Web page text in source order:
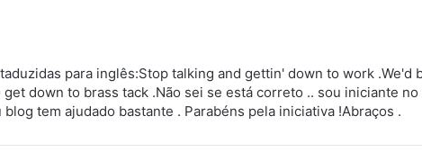
para inglês:Stop talking and gettin' down to work
down to brass tack .Não sei se está correto .. sou iniciante
tem ajudado bastante . Parabéns pela iniciativa !Abraços .